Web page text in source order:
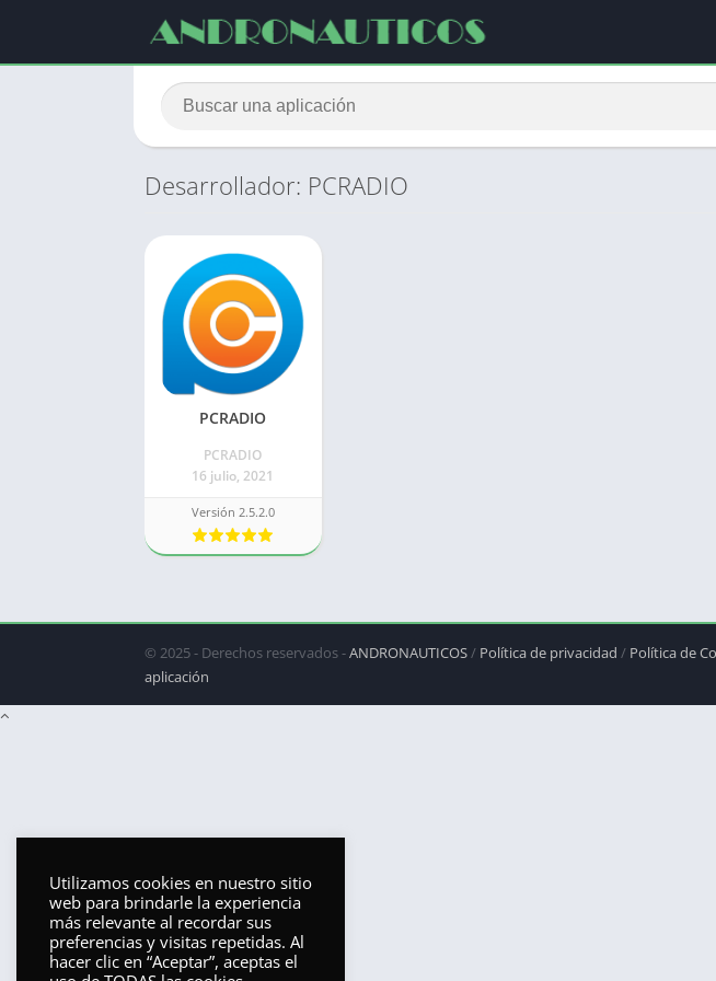
Desarrollador: PCRADIO
PCRADIO
PCRADIO
16 julio, 2021
Versión 2.5.2.0
© 2025 - Derechos reservados -ANDRONAUTICOS / Política de privacidad / Política de
aplicación
Utilizamos cookies en nuestro sitio
web para brindarle la experiencia
más relevante al recordar sus
preferencias y visitas repetidas. Al
hacer clic en “Aceptar”, aceptas el